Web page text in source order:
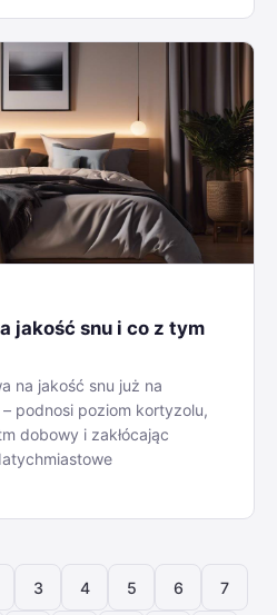
jakość snu i co z tym
na jakość snu już na
podnosi poziom kortyzolu,
dobowy i zakłócając
3 4 5 6 7